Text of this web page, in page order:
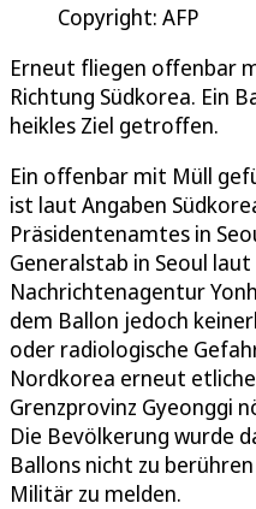
Copyright: AFP
Erneut fliegen offenbar
Richtung Südkorea. Ein
heikles Ziel getroffen.
Ein offenbar mit Müll
ist laut Angaben
Präsidentenamtes in
Generalstab in Seoul
Nachrichtenagentur
dem Ballon jedoch
oder radiologische
Nordkorea erneut
Grenzprovinz Gyeonggi
Die Bevölkerung wurde
Ballons nicht zu
Militär zu melden.